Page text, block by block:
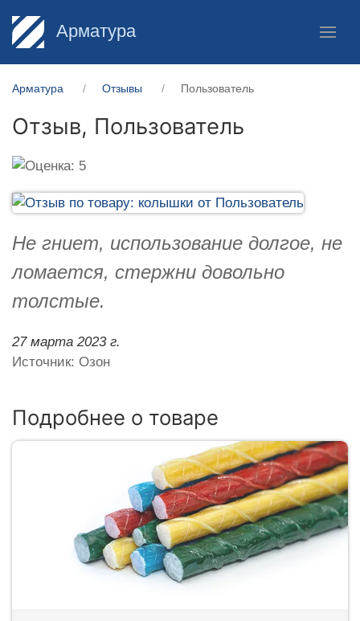
Арматура
Арматура Отзывы Пользователь
Отзыв, Пользователь
Не гниет, использование долгое, не
ломается, стержни довольно
толстые.
27 марта 2023 г.
Источник: Озон
Подробнее о товаре